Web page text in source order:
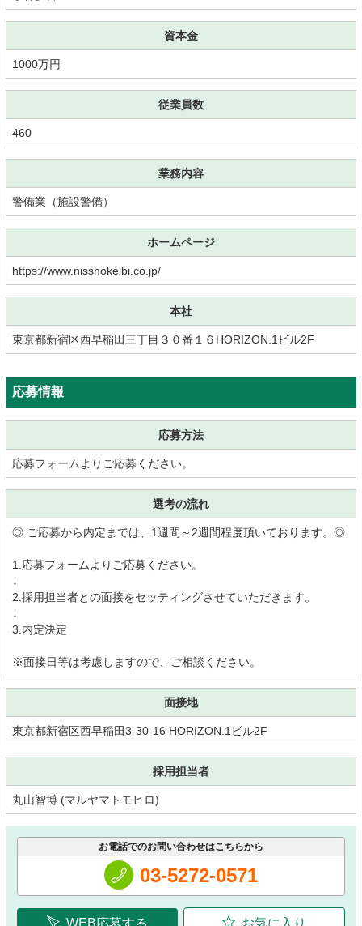
資本金
1000万円
従業員数
460
業務内容
警備業（施設警備）
ホームページ
https://www.nisshokeibi.co.jp/
本社
東京都新宿区西早稲田三丁目３０番１６HORIZON.1ビル2F
応募情報
応募方法
応募フォームよりご応募ください。
選考の流れ
◎ ご応募から内定までは、1週間～2週間程度頂いております。◎
1.応募フォームよりご応募ください。
↓
2.採用担当者との面接をセッティングさせていただきます。
↓
3.内定決定
※面接日等は考慮しますので、ご相談ください。
面接地
東京都新宿区西早稲田3-30-16 HORIZON.1ビル2F
採用担当者
丸山智博 (マルヤマトモヒロ)
お電話でのお問い合わせはこちらから
03-5272-0571
WEB応募する お気に入り